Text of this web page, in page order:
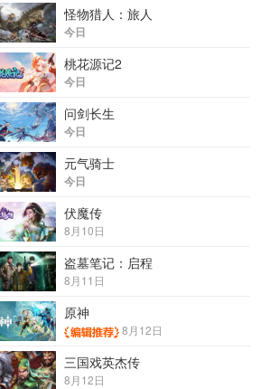
怪物猎人：旅人
今日
桃花源记2
今日
问剑长生
今日
元气骑士
今日
伏魔传
8月10日
盗墓笔记：启程
8月11日
原神
8月12日
三国戏英杰传
8月12日